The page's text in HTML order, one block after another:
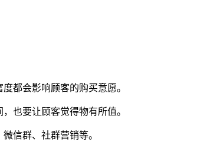
都会影响顾客的购买意愿。
也要让顾客觉得物有所值。
信群、社群营销等。